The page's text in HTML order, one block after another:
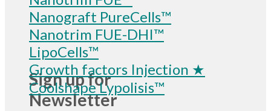
Sign up for
Newsletter
Nanograft PureCells™
Nanotrim FUE-DHI™
LipoCells™
Growth factors Injection ★
Coolshape Lypolisis™